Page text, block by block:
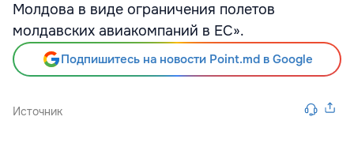
Молдова в виде ограничения полетов
молдавских авиакомпаний в ЕС».
Подпишитесь на новости Point.md в Google
Источник